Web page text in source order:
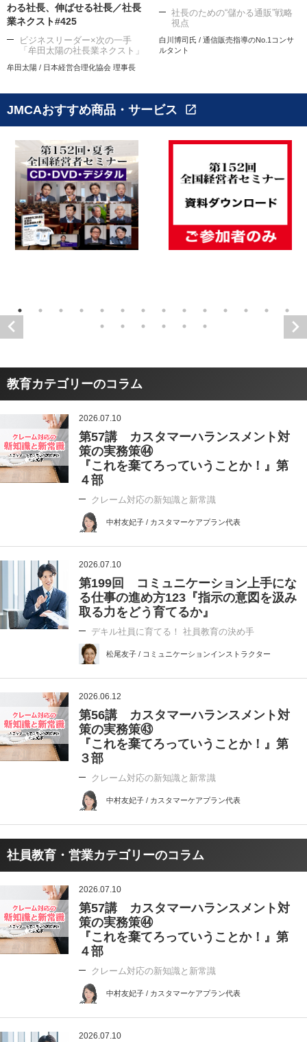
わる社長、伸ばせる社長／社長
業ネクスト#425
ビジネスリーダー×次の一手
「牟田太陽の社長業ネクスト」
牟田太陽 / 日本経営合理化協会 理事長
社長のための“儲かる通販”戦略
視点
白川博司氏 / 通信販売指導のNo.1コンサ
ルタント
JMCAおすすめ商品・サービス open_in_new
教育カテゴリーのコラム
2026.07.10
第57講 カスタマーハランスメント対
策の実務策㊹
『これを棄てろっていうことか！』第
４部
クレーム対応の新知識と新常識
中村友妃子 / カスタマーケアプラン代表
2026.07.10
第199回 コミュニケーション上手にな
る仕事の進め方123『指示の意図を汲み
取る力をどう育てるか』
デキル社員に育てる！ 社員教育の決め手
松尾友子 / コミュニケーションインストラクター
2026.06.12
第56講 カスタマーハランスメント対
策の実務策㊸
『これを棄てろっていうことか！』第
３部
クレーム対応の新知識と新常識
中村友妃子 / カスタマーケアプラン代表
社員教育・営業カテゴリーのコラム
2026.07.10
第57講 カスタマーハランスメント対
策の実務策㊹
『これを棄てろっていうことか！』第
４部
クレーム対応の新知識と新常識
中村友妃子 / カスタマーケアプラン代表
2026.07.10